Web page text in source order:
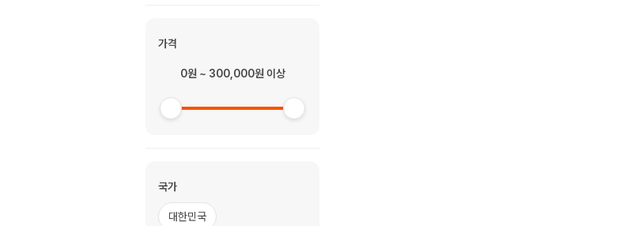
가격
0원 ~ 300,000원 이상
국가
대한민국